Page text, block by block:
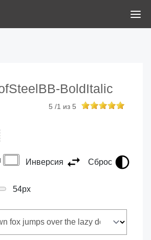
BoldItalic
5 /1 из 5
Инверсия Сброс
54px